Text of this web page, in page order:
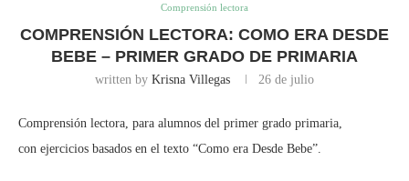
Comprensión lectora
COMPRENSIÓN LECTORA: COMO ERA DESDE
BEBE – PRIMER GRADO DE PRIMARIA
written by Krisna Villegas 26 de julio
Comprensión lectora, para alumnos del primer grado primaria,
con ejercicios basados en el texto “Como era Desde Bebe”.